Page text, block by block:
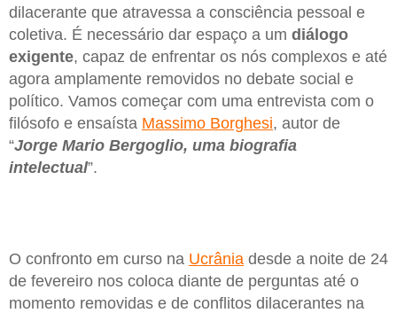
dilacerante que atravessa a consciência pessoal e
coletiva. É necessário dar espaço a um diálogo
exigente, capaz de enfrentar os nós complexos e até
agora amplamente removidos no debate social e
político. Vamos começar com uma entrevista com o
filósofo e ensaísta Massimo Borghesi, autor de
“Jorge Mario Bergoglio, uma biografia
intelectual”.
O confronto em curso na Ucrânia desde a noite de 24
de fevereiro nos coloca diante de perguntas até o
momento removidas e de conflitos dilacerantes na